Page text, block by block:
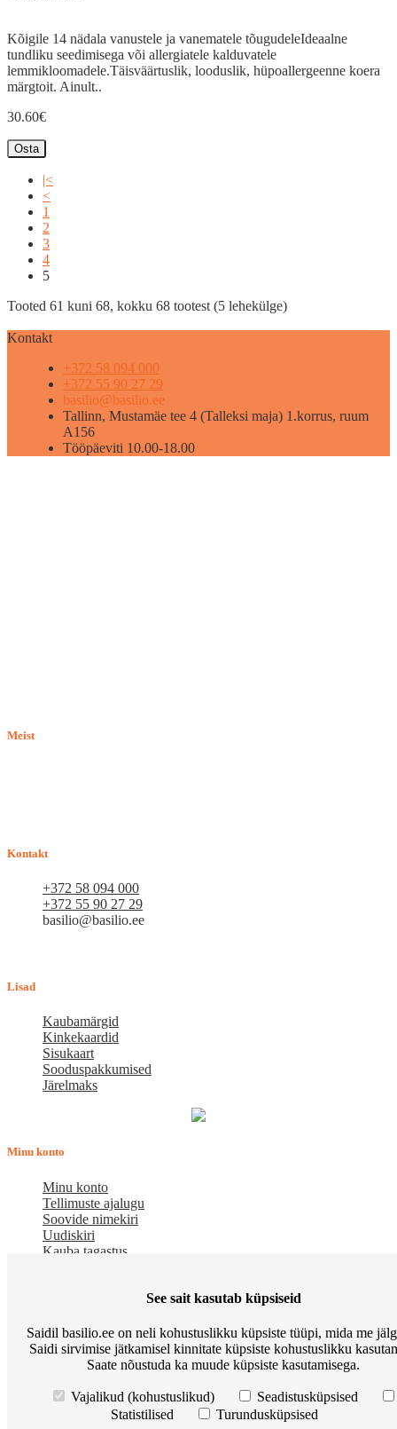
Kõigile 14 nädala vanustele ja vanematele tõugudeleIdeaalne
tundliku seedimisega või allergiatele kalduvatele
lemmikloomadele.Täisväärtuslik, looduslik, hüpoallergeenne koera
märgtoit. Ainult..
30.60€
Osta
|<
<
1
2
3
4
5
Tooted 61 kuni 68, kokku 68 tootest (5 lehekülge)
Kontakt
+372 58 094 000
+372 55 90 27 29
basilio@basilio.ee
Tallinn, Mustamäe tee 4 (Talleksi maja) 1.korrus, ruum
A156
Tööpäeviti 10.00-18.00
Meist
Kontakt
+372 58 094 000
+372 55 90 27 29
basilio@basilio.ee
Lisad
Kaubamärgid
Kinkekaardid
Sisukaart
Sooduspakkumised
Järelmaks
Minu konto
Minu konto
Tellimuste ajalugu
Soovide nimekiri
Uudiskiri
Kauba tagastus
pakub kaupu lemmikloomadele. Me hindame igat ostjat ja väga
loodame, et meie uued kliendid muutuvad püsiklientideks. Me
loodame pikaajalisele ja viljakale koostööle.
küsimused Meist Põhitingimused Preemiapunktid. Allahindlus kuni
Kuidas kasutada sooduskupongi? Järelmaks Tarneviis
See sait kasutab küpsiseid
Saidil basilio.ee on neli kohustuslikku küpsiste tüüpi, mida me
Saidi sirvimise jätkamisel kinnitate küpsiste kohustuslikku
Saate nõustuda ka muude küpsiste kasutamisega.
Vajalikud (kohustuslikud)
Seadistusküpsised
Statistilised
Turundusküpsised